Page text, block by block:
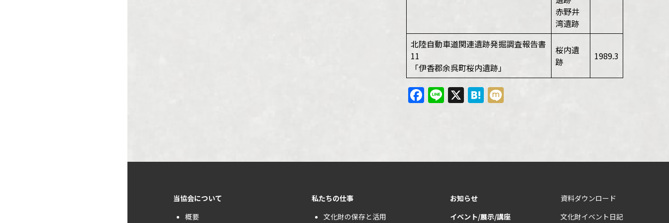
赤野井
湾遺跡
北陸自動車道関連遺跡発掘調査報告書
11
「伊香郡余呉町桜内遺跡」
桜内遺
跡
1989.3
Facebook
Line
X Hatena
当協会について
概要
私たちの仕事
文化財の保存と活用
お知らせ
イベント/展示/講座
資料ダウンロード
文化財イベント日記